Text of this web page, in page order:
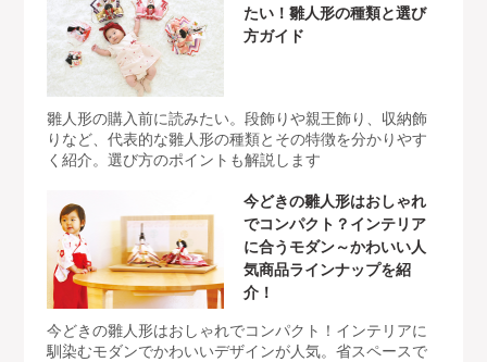
たい！雛人形の種類と選び
方ガイド
雛人形の購入前に読みたい。段飾りや親王飾り、収納飾
りなど、代表的な雛人形の種類とその特徴を分かりやす
く紹介。選び方のポイントも解説します
今どきの雛人形はおしゃれ
でコンパクト？インテリア
に合うモダン～かわいい人
気商品ラインナップを紹
介！
今どきの雛人形はおしゃれでコンパクト！インテリアに
馴染むモダンでかわいいデザインが人気。省スペースで